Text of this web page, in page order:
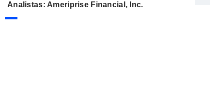
Analistas: Ameriprise Financial, Inc.